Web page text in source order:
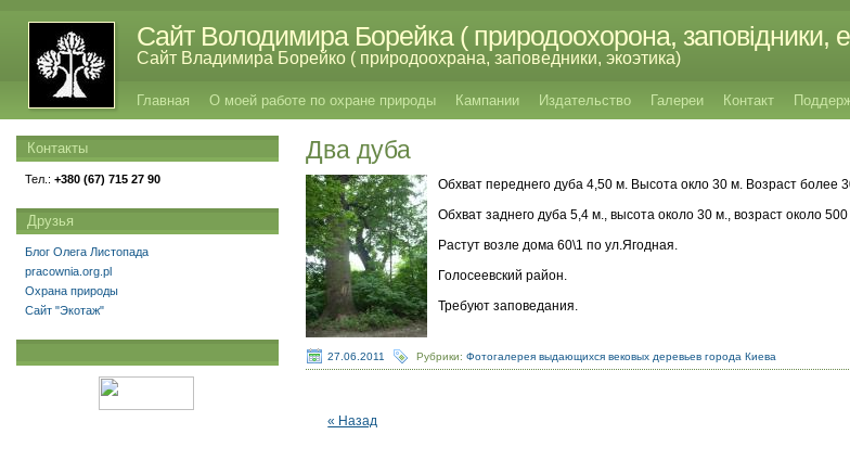
Сайт Володимира Борейка ( природоохорона, заповідники,
Сайт Владимира Борейко ( природоохрана, заповедники, экоэтика)
Главная О моей работе по охране природы Кампании Издательство Галереи Контакт
Два дуба
Обхват переднего дуба 4,50 м. Высота окло 30 м. Возраст более
Обхват заднего дуба 5,4 м., высота около 30 м., возраст около 500
Растут возле дома 60\1 по ул.Ягодная.
Голосеевский район.
Требуют заповедания.
27.06.2011 Рубрики:Фотогалерея выдающихся вековых деревьев города Киева
« Назад
Контакты
Тел.: +380 (67) 715 27 90
Друзья
Блог Олега Листопада
pracownia.org.pl
Охрана природы
Сайт "Экотаж"